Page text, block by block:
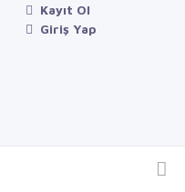
Kayıt Ol
Giriş Yap